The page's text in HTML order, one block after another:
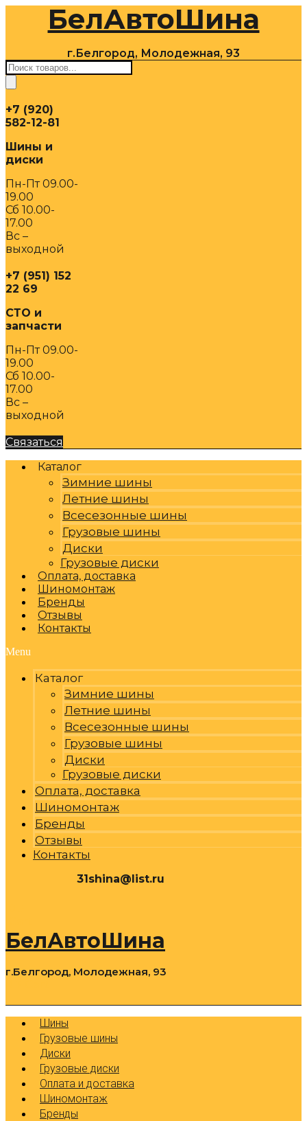
содержимомуБелАвтоШина
г.Белгород, Молодежная, 93
Поиск
товаров
+7 (920)
582-12-81
Шины и
диски
Пн-Пт 09.00-
19.00
Сб 10.00-
17.00
Вс –
выходной
+7 (951) 152
22 69
СТО и
запчасти
Пн-Пт 09.00-
19.00
Сб 10.00-
17.00
Вс –
выходной
Связаться
Каталог
Зимние шины
Летние шины
Всесезонные шины
Грузовые шины
Диски
Грузовые диски
Оплата, доставка
Шиномонтаж
Бренды
Отзывы
Контакты
Menu
Каталог
Зимние шины
Летние шины
Всесезонные шины
Грузовые шины
Диски
Грузовые диски
Оплата, доставка
Шиномонтаж
Бренды
Отзывы
Контакты
31shina@list.ru
БелАвтоШина
г.Белгород, Молодежная, 93
Шины
Грузовые шины
Диски
Грузовые диски
Оплата и доставка
Шиномонтаж
Бренды